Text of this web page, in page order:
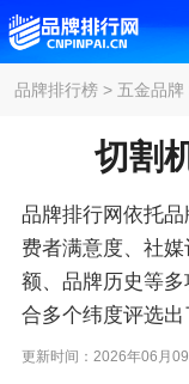
品牌排行榜> 五金品牌
切割
品牌排行网依托
费者满意度、社
额、品牌历史等
合多个纬度评选出
机十大品牌排行榜
更新时间：2026年06月09